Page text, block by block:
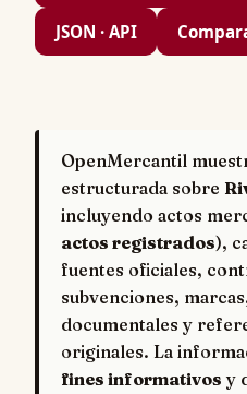
JSON · API
OpenMercantil
estructurada sobre
incluyendo actos
actos registrados),
fuentes oficiales,
subvenciones,
documentales y
originales. La
fines informativos y